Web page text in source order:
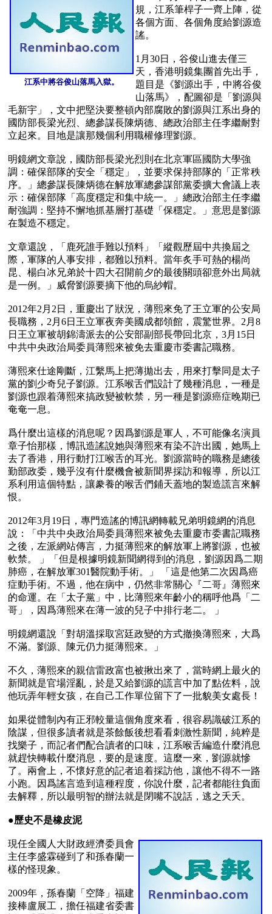
江系中將谷俊山落馬入獄。
規，江系筆桿子一齊上陣，從
各個方面、各個角度給劉源造
謠。
1月30日，谷俊山進去僅三
天，香港明鏡集團首先出手，
題目是《劉源出手，中將谷俊
山落馬》，配圖卻是「劉源與
毛新宇」，文中把堅決要整頓內部腐敗的劉源與江系出身的
國防部長梁光烈、總參謀長陳炳德、總政治部主任李繼耐對
立起來。目地是讓那幾個利用職權修理劉源。
明鏡網文章說，國防部長梁光烈則在北京軍區國防大學強
調：確保部隊的安全「穩定」，並要求保持部隊的「正常秩
序。」總參謀長陳炳德在解放軍總參謀部黨委擴大會議上表
示：確保部隊「高度穩定和集中統一。」總政治部主任李繼
耐強調：堅持不懈地抓基層打基礎「保穩定。」意思是劉源
在製造不穩定。
文章還說，「鹿死誰手難以預料」「縱觀歷屆中共換屆之
際，軍隊的人事安排，都難以預料。當年炙手可熱的楊尚
昆、楊白冰兄弟於十四大召開前夕的最後關頭卻意外出局就
是一例。」威脅劉源要摘下他的烏紗帽。
2012年2月2日，重慶出了狀況，薄熙來免了王立軍的公安局
長職務，2月6日王立軍夜奔美國成都領館，震驚世界。2月8
日王立軍被胡錦濤派去的公安部副部長帶回北京，3月15日
中共中央政治局委員薄熙來被免去重慶市委書記職務。
薄熙來仕途剛斷，江繫馬上把薄拋出去，用來打擊同是太子
黨的劉少奇兒子劉源。江系喉舌們設計了幾種消息，一種是
劉源也跟着薄熙來搞政變被軟禁，另一種是劉源癌症晚期已
奄奄一息。
爲什麼出這樣的消息呢？因爲劉源是軍人，不可能像名演員
章子怡那樣，博訊造謠說她與薄熙來有染不許出國，她馬上
去了香港，用行動打江喉舌的耳光。劉源當時的職務是總後
勤部政委，幾乎沒有什麼機會被新聞界採訪和報導，所以江
系利用這個特點，讓豢養的喉舌們鋪天蓋地的製造謊言來解
恨。
2012年3月19日，專門造謠的博訊網轉載兄弟明鏡網的消息
說：「中共中央政治局委員薄熙來被免去重慶市委書記職務
之後，左派網站傳言，力挺薄熙來的解放軍上將劉源，也被
軟禁。 」「但是根據明鏡新聞網得到的消息，劉源因爲二期
肺癌，在解放軍301醫院動手術。」 「這是他第二次因爲癌
症動手術。不過，他在病中，仍然非常關心『二哥』薄熙來
的命運。在「太子黨」中，比薄熙來年齡小的稱呼他爲「二
哥」，因爲薄熙來在薄一波的兒子中排行老二。 」
明鏡網還說「對胡溫採取宮廷政變的方式撤換薄熙來，大爲
不滿。劉源、陳元仍力挺薄熙來。」
不久，薄熙來的親信雷政富也被揪出來了，當時網上最火的
新聞就是官場淫亂，於是又給劉源的謊言中加了點佐料，說
他玩弄年輕女孩，在自己工作單位留下了一批貌美女處長！
如果從體制內有正邪較量這個角度來看，很容易識破江系的
陰謀，但很多讀者就是茶餘飯後想看看刺激性新聞，純粹是
找樂子，而記者們配合讀者的口味，江系喉舌編造什麼消息
就趕快轉載什麼消息，要的是速度。這麼一來，劉源就慘
了。兩會上，不懷好意的記者追着採訪他，讓他不得不一路
小跑。因爲謠言造到這種程度，你說什麼，記者都能往負面
去解釋，所以最明智的辦法就是閉嘴不說話，逃之夭夭。
●歷史不是橡皮泥
現任全國人大財政經濟委員會
主任李盛霖碰到了和孫春蘭一
樣的怪現象。
2009年，孫春蘭「空降」福建
接棒盧展工，擔任福建省委書